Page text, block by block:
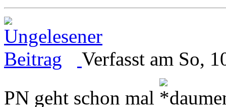
Verfasst am So,
PN geht schon mal